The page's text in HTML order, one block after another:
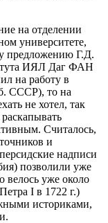
на отделении
университете,
предложению Г.Д.
ИЯЛ Даг ФАН
на работу в
СССР), то на
не хотел, так
Считалось,
и
надписи
позволили уже
велось уже около
I в 1722 г.)
историками,